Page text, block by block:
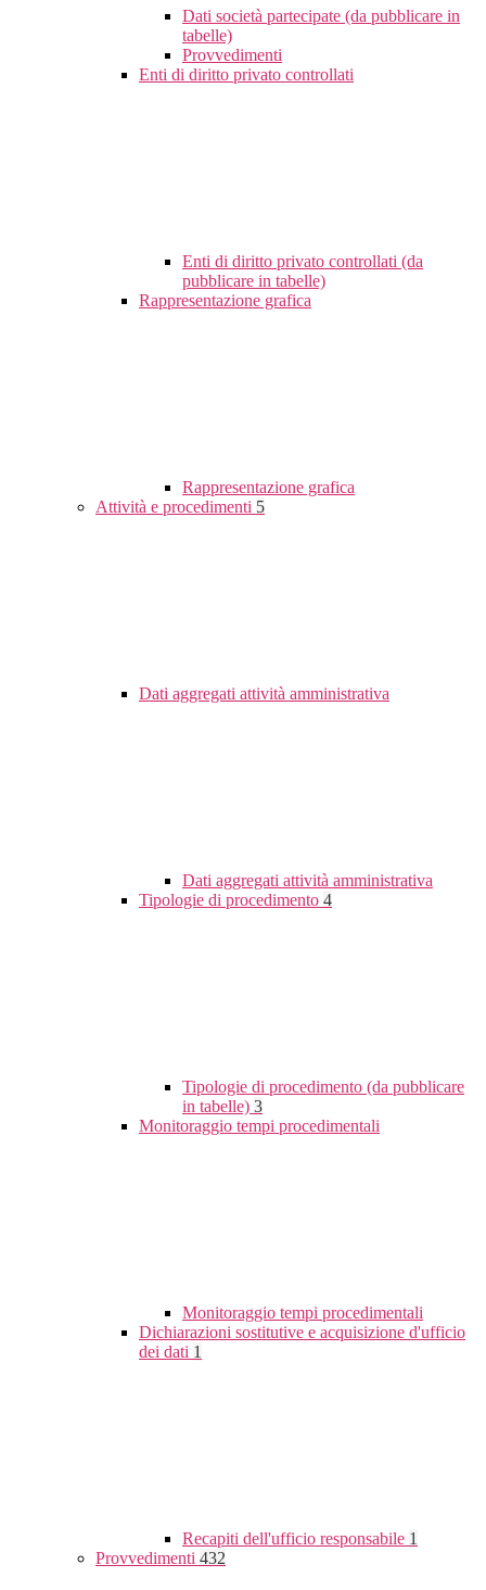
Dati società partecipate (da pubblicare in
tabelle)
Provvedimenti
Enti di diritto privato controllati
Enti di diritto privato controllati (da
pubblicare in tabelle)
Rappresentazione grafica
Rappresentazione grafica
Attività e procedimenti 5
Dati aggregati attività amministrativa
Dati aggregati attività amministrativa
Tipologie di procedimento 4
Tipologie di procedimento (da pubblicare
in tabelle) 3
Monitoraggio tempi procedimentali
Monitoraggio tempi procedimentali
Dichiarazioni sostitutive e acquisizione d'ufficio
dei dati 1
Recapiti dell'ufficio responsabile 1
Provvedimenti 432